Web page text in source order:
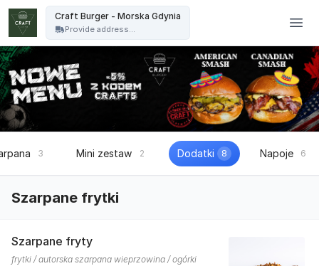
Craft Burger - Morska Gdynia
Provide address...
3 Mini zestaw 2 Dodatki 8 Napoje 6
Szarpane frytki
Szarpane fryty
frytki / autorska szarpana wieprzowina / ogórki